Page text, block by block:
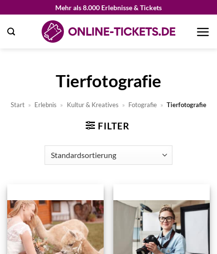
springen
Mehr als 8.000 Erlebnisse & Tickets
Tierfotografie
Start » Erlebnis » Kultur & Kreatives » Fotografie » Tierfotografie
FILTER